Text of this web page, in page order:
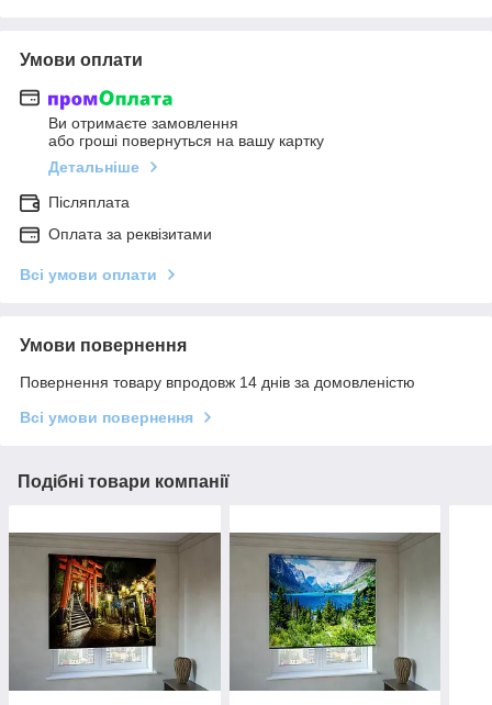
Умови оплати
Ви отримаєте замовлення
або гроші повернуться на вашу картку
Детальніше
Післяплата
Оплата за реквізитами
Всі умови оплати
Умови повернення
Повернення товару впродовж 14 днів за домовленістю
Всі умови повернення
Подібні товари компанії